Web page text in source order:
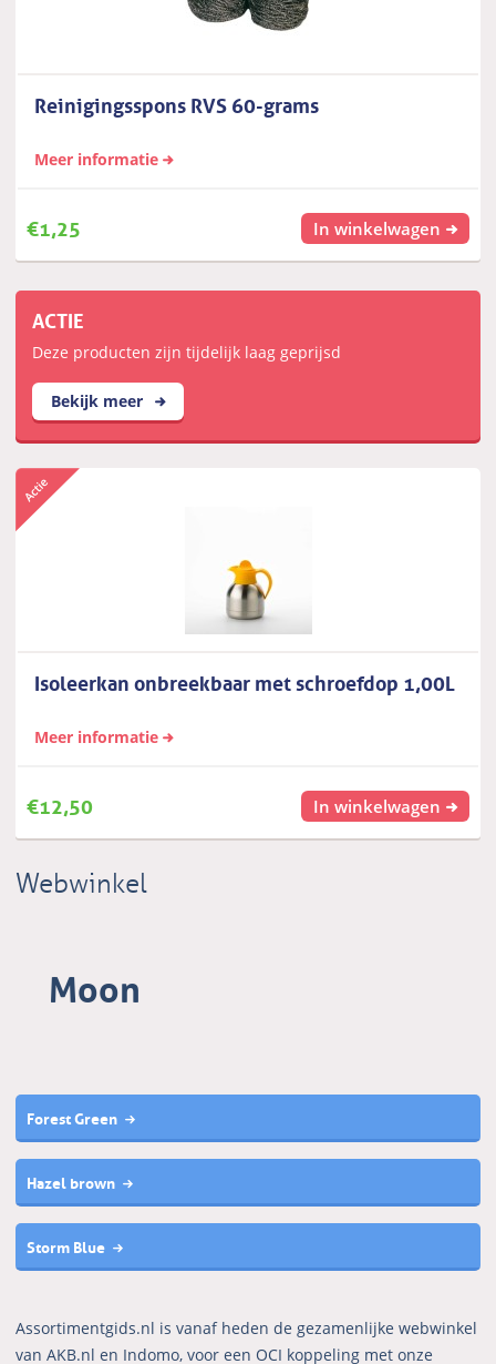
Reinigingsspons RVS 60-grams
Meer informatie
€1,25 In winkelwagen
ACTIE
Deze producten zijn tijdelijk laag geprijsd
Bekijk meer
Isoleerkan onbreekbaar met schroefdop 1,00L
Meer informatie
€12,50 In winkelwagen
Webwinkel
Moon
Forest Green
Hazel brown
Storm Blue
Assortimentgids.nl is vanaf heden de gezamenlijke webwinkel
van AKB.nl en Indomo, voor een OCI koppeling met onze